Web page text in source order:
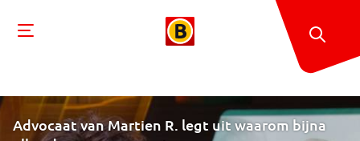
Advocaat van Martien R. legt uit waarom bijna